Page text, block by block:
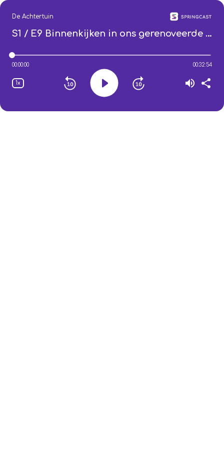
De Achtertuin
S1 / E9 Binnenkijken in ons gerenoveerde provinciehuis
00:00:00 00:32:54
1x